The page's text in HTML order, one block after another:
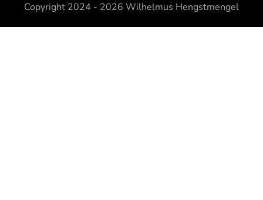
Copyright 2024 - 2026 Wilhelmus Hengstmengel